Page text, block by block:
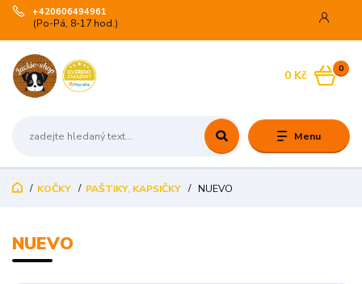
Menu
+420606494961
(Po-Pá, 8-17 hod.)
0
0 Kč
KOČKY PAŠTIKY, KAPSIČKY NUEVO
NUEVO